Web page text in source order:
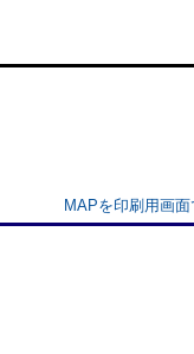
MAPを印刷用画面